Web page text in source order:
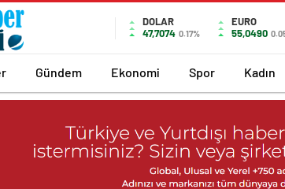
DOLAR
47,7074 0.17%
EURO
55,0490
Gündem Ekonomi Spor Kadın